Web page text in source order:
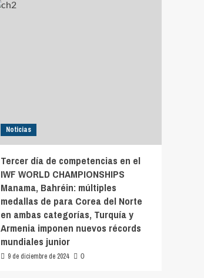
Noticias
Tercer día de competencias en el
IWF WORLD CHAMPIONSHIPS
Manama, Bahréin: múltiples
medallas de para Corea del Norte
en ambas categorías, Turquía y
Armenia imponen nuevos récords
mundiales junior
9 de diciembre de 2024 0